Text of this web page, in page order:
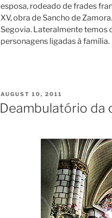
esposa, rodeado de frades
XV, obra de Sancho de
Segovia. Lateralmente temos
personagens ligadas à família.
POSTED
ON
AUGUST 10, 2011
Deambulatório da